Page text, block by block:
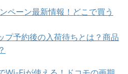
ペーン最新情報！どこで買う
プ予約後の入荷待ちとは？商品